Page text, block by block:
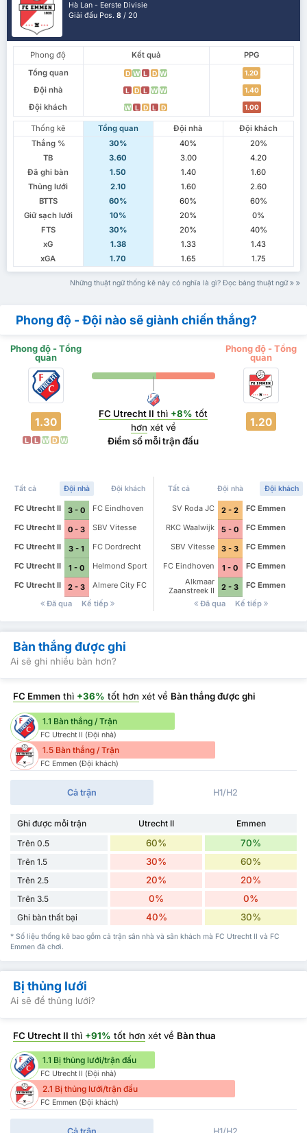
Hà Lan - Eerste Divisie
Giải đấu Pos.8 / 20
Phong độ Kết quả
PPG
Tổng quan
D W L D W 1.20
Đội nhà L D L W W 1.40
Đội khách W L D L D 1.00
Thống kê Tổng quan Đội nhà
Đội khách
Thắng %
30% 40%
20%
TB
3.60 3.00
4.20
Đã ghi bàn
1.50 1.40
1.60
Thủng lưới
2.10 1.60
2.60
BTTS
60% 60%
60%
Giữ sạch lưới
10% 20%
0%
FTS
30% 20%
40%
xG
1.38 1.33
1.43
xGA
1.70 1.65 1.75
Những thuật ngữ thống kê này có nghĩa là gì? Đọc bảng thuật ngữ
Phong độ - Đội nào sẽ giành chiến thắng?
Phong độ - Tổng
quan
Phong độ - Tổng
quan
1.30
L L W D W
FC Utrecht II thì +8% tốt
hơn xét về
Điểm số mỗi trận đấu
1.20
Tất cả Đội nhà Đội khách
FC Utrecht II 3 - 0
FC Eindhoven
FC Utrecht II
0 - 3
SBV Vitesse
FC Utrecht II
3 - 1
FC Dordrecht
FC Utrecht II
1 - 0
Helmond Sport
FC Utrecht II
2 - 3
Almere City FC
Đã qua
Kế tiếp
Tất cả Đội nhà Đội khách
SV Roda JC 2 - 2
FC Emmen
RKC Waalwijk
5 - 0
FC Emmen
SBV Vitesse
3 - 3
FC Emmen
FC Eindhoven
1 - 0
FC Emmen
Alkmaar
Zaanstreek II
2 - 3
FC Emmen
Đã qua
Kế tiếp
Bàn thắng được ghi
Ai sẽ ghi nhiều bàn hơn?
FC Emmen thì +36% tốt hơn xét về Bàn thắng được ghi
1.1 Bàn thắng / Trận
FC Utrecht II (Đội nhà)
1.5 Bàn thắng / Trận
FC Emmen (Đội khách)
Cả trận H1/H2
Ghi được mỗi trận Utrecht II
Emmen
Trên 0.5
60% 70%
Trên 1.5 30% 60%
Trên 2.5 20% 20%
Trên 3.5 0% 0%
Ghi bàn thất bại 40% 30%
* Số liệu thống kê bao gồm cả trận sân nhà và sân khách mà FC Utrecht II và FC
Emmen đã chơi.
Bị thủng lưới
Ai sẽ để thủng lưới?
FC Utrecht II thì +91% tốt hơn xét về Bàn thua
1.1 Bị thủng lưới/trận đấu
FC Utrecht II (Đội nhà)
2.1 Bị thủng lưới/trận đấu
FC Emmen (Đội khách)